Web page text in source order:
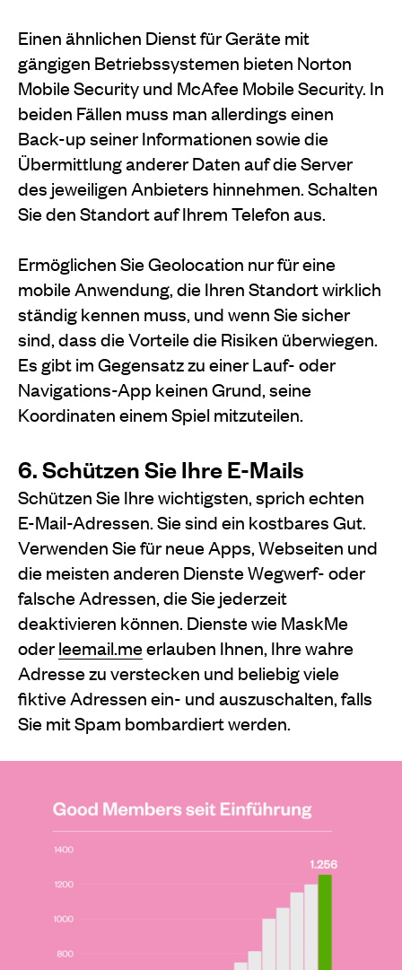
Einen ähnlichen Dienst für Geräte mit
gängigen Betriebssystemen bieten Norton
Mobile Security und McAfee Mobile Security. In
beiden Fällen muss man allerdings einen
Back-up seiner Informationen sowie die
Übermittlung anderer Daten auf die Server
des jeweiligen Anbieters hinnehmen. Schalten
Sie den Standort auf Ihrem Telefon aus.
Ermöglichen Sie Geolocation nur für eine
mobile Anwendung, die Ihren Standort wirklich
ständig kennen muss, und wenn Sie sicher
sind, dass die Vorteile die Risiken überwiegen.
Es gibt im Gegensatz zu einer Lauf- oder
Navigations-App keinen Grund, seine
Koordinaten einem Spiel mitzuteilen.
6. Schützen Sie Ihre E-Mails
Schützen Sie Ihre wichtigsten, sprich echten
E-Mail-Adressen. Sie sind ein kostbares Gut.
Verwenden Sie für neue Apps, Webseiten und
die meisten anderen Dienste Wegwerf- oder
falsche Adressen, die Sie jederzeit
deaktivieren können. Dienste wie MaskMe
oderleemail.meerlauben Ihnen, Ihre wahre
Adresse zu verstecken und beliebig viele
fiktive Adressen ein- und auszuschalten, falls
Sie mit Spam bombardiert werden.